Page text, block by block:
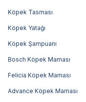
Köpek Tasması
Köpek Yatağı
Köpek Şampuanı
Bosch Köpek Maması
Felicia Köpek Maması
Advance Köpek Maması